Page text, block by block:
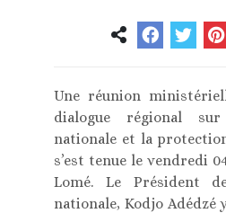
Une réunion
dialogue régional
nationale et la
s’est tenue le vendredi
Lomé. Le Président de
nationale, Kodjo Adédzé